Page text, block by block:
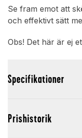
Se fram emot att
och effektivt sätt
Obs! Det här är ej
Specifikationer
Prishistorik